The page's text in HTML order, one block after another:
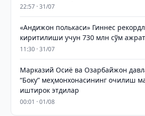
22:57 · 31/07
«Андижон полькаси» Гиннес
киритилиши учун 730 млн сўм
11:30 · 31/07
Марказий Осиё ва Озарбайжон
“Боку” меҳмонхонасининг очилиш
иштирок этдилар
00:01 · 01/08